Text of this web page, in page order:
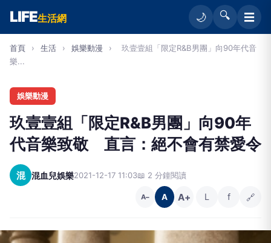
LIFE生活網 🌙 🔍 ☰
首頁 › 生活 › 娛樂動漫 ›
玖壹壹組「限定R&B男團」向90年代音
樂...
娛樂動漫
玖壹壹組「限定R&B男團」向90年
代音樂致敬 直言：絕不會有禁愛令
混 混血兒娛樂2021-12-17 11:03📖 2 分鐘閱讀
A− A A+ L f 🔗